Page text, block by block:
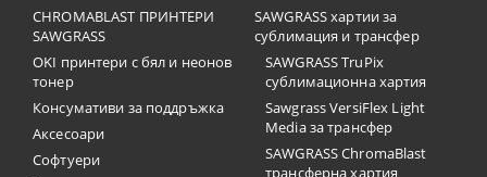
CHROMABLAST ПРИНТЕРИ
SAWGRASS
OKI принтери с бял и неонов
тонер
Консумативи за поддръжка
Аксесоари
Софтуери
SAWGRASS хартии за
сублимация и трансфер
SAWGRASS TruPix
сублимационна хартия
Sawgrass VersiFlex Light
Media за трансфер
SAWGRASS ChromaBlast
трансферна хартия